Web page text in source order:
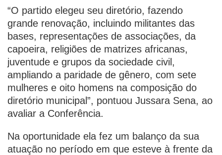
“O partido elegeu seu diretório, fazendo
grande renovação, incluindo militantes das
bases, representações de associações, da
capoeira, religiões de matrizes africanas,
juventude e grupos da sociedade civil,
ampliando a paridade de gênero, com sete
mulheres e oito homens na composição do
diretório municipal”, pontuou Jussara Sena, ao
avaliar a Conferência.
Na oportunidade ela fez um balanço da sua
atuação no período em que esteve à frente da